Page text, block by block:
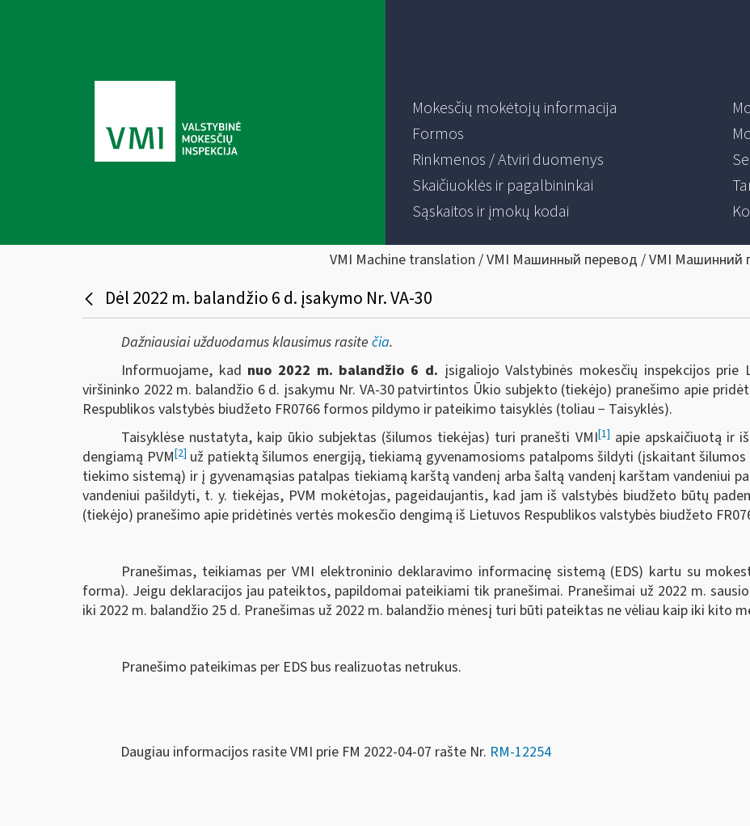
Mokesčių mokėtojų informacija
Formos
Rinkmenos / Atviri duomenys
Skaičiuoklės ir pagalbininkai
Sąskaitos ir įmokų kodai
VMI Machine translation / VMI Машинный перевод / VMI Машинний
Dėl 2022 m. balandžio 6 d. įsakymo Nr. VA-30
Dažniausiai užduodamus klausimus rasite čia.
Informuojame, kad nuo 2022 m. balandžio 6 d. įsigaliojo Valstybinės mokesčių inspekcijos
viršininko 2022 m. balandžio 6 d. įsakymu Nr. VA-30 patvirtintos Ūkio subjekto (tiekėjo) pranešimo apie
Respublikos valstybės biudžeto FR0766 formos pildymo ir pateikimo taisyklės (toliau − Taisyklės).
Taisyklėse nustatyta, kaip ūkio subjektas (šilumos tiekėjas) turi pranešti VMI[1] apie apskaičiuotą ir
dengiamą PVM[2] už patiektą šilumos energiją, tiekiamą gyvenamosioms patalpoms šildyti (įskaitant
tiekimo sistemą) ir į gyvenamąsias patalpas tiekiamą karštą vandenį arba šaltą vandenį karštam vandeniui
vandeniui pašildyti, t. y. tiekėjas, PVM mokėtojas, pageidaujantis, kad jam iš valstybės biudžeto būtų
(tiekėjo) pranešimo apie pridėtinės vertės mokesčio dengimą iš Lietuvos Respublikos valstybės biudžeto
Pranešimas, teikiamas per VMI elektroninio deklaravimo informacinę sistemą (EDS) kartu su
forma). Jeigu deklaracijos jau pateiktos, papildomai pateikiami tik pranešimai. Pranešimai už 2022 m.
iki 2022 m. balandžio 25 d. Pranešimas už 2022 m. balandžio mėnesį turi būti pateiktas ne vėliau kaip iki kito
Pranešimo pateikimas per EDS bus realizuotas netrukus.
Daugiau informacijos rasite VMI prie FM 2022-04-07 rašte Nr. RM-12254